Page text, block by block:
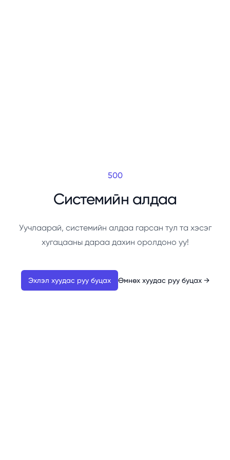
500
Системийн алдаа
Уучлаарай, системийн алдаа гарсан тул та хэсэг
хугацааны дараа дахин оролдоно уу!
Эхлэл хуудас руу буцах Өмнөх хуудас руу буцах →